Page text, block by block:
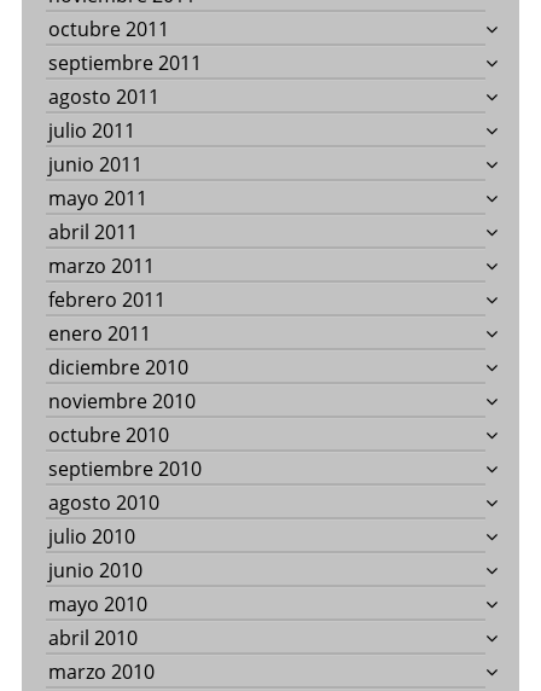
octubre 2011
septiembre 2011
agosto 2011
julio 2011
junio 2011
mayo 2011
abril 2011
marzo 2011
febrero 2011
enero 2011
diciembre 2010
noviembre 2010
octubre 2010
septiembre 2010
agosto 2010
julio 2010
junio 2010
mayo 2010
abril 2010
marzo 2010